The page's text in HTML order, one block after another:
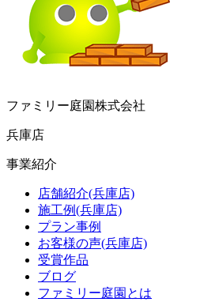
ファミリー庭園株式会社
兵庫店
事業紹介
店舗紹介(兵庫店)
施工例(兵庫店)
プラン事例
お客様の声(兵庫店)
受賞作品
ブログ
ファミリー庭園とは